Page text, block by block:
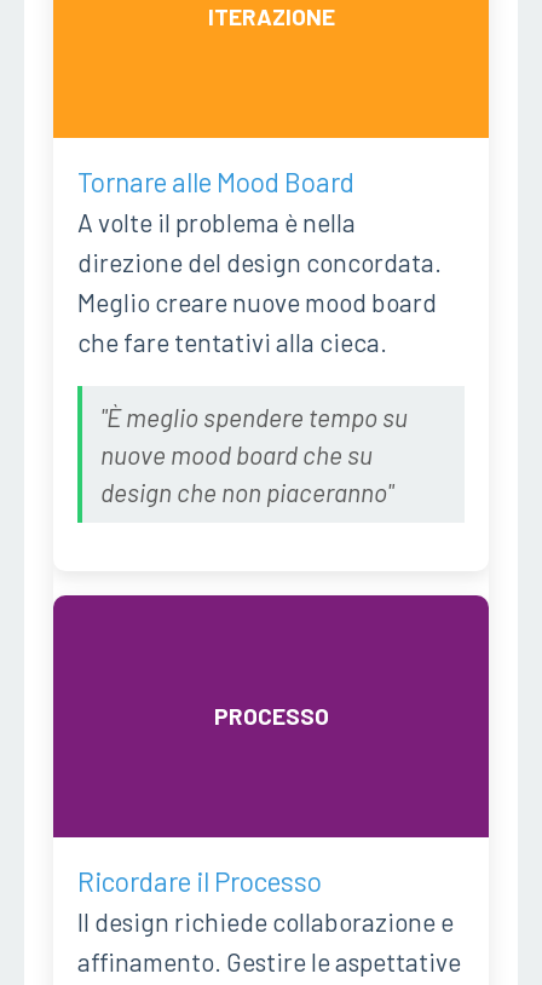
ITERAZIONE
Tornare alle Mood Board
A volte il problema è nella
direzione del design concordata.
Meglio creare nuove mood board
che fare tentativi alla cieca.
"È meglio spendere tempo su
nuove mood board che su
design che non piaceranno"
PROCESSO
Ricordare il Processo
Il design richiede collaborazione e
affinamento. Gestire le aspettative